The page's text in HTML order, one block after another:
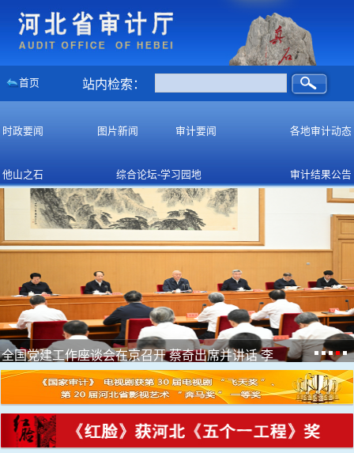
首页 站内检索：
时政要闻 图片新闻 审计要闻 各地审计动态
他山之石 综合论坛-学习园地 审计结果公告
全国党建工作座谈会在京召开 蔡奇出席并讲话 李